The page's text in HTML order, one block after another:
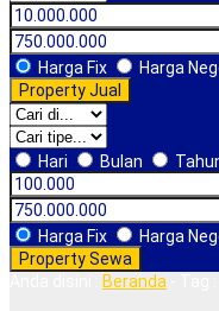
Harga Fix
Harga
Property Jual
Hari Bulan
Harga Fix
Harga
Property Sewa
Beranda